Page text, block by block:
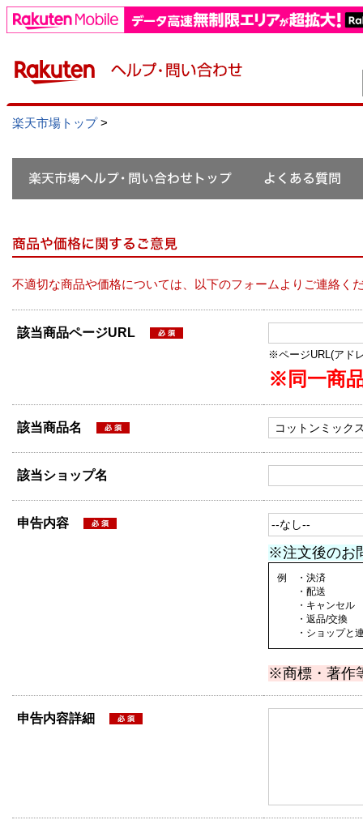
楽天市場トップ>
不適切な商品や価格については、以下のフォームよりご連絡く
該当商品ページURL
※ページURL(アド
※同一商
該当商品名
該当ショップ名
申告内容
※注文後のお
例 ・決済
・配送
・キャンセル
・返品/交換
・ショップと連
※商標・著作
申告内容詳細